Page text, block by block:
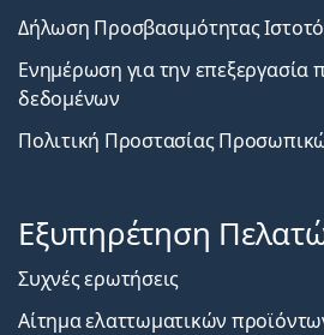
Δήλωση Προσβασιμότητας
Ενημέρωση για την
δεδομένων
Πολιτική Προστασίας
Εξυπηρέτηση
Συχνές ερωτήσεις
Αίτημα ελαττωματικών